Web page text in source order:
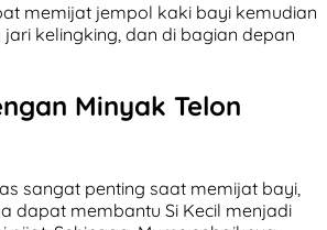
memijat jempol kaki bayi kemudian
kelingking, dan di bagian depan
Minyak Telon
sangat penting saat memijat bayi,
dapat membantu Si Kecil menjadi